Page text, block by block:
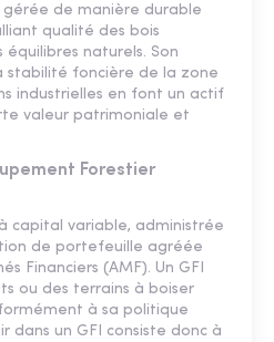
de manière durable
qualité des bois
équilibres naturels. Son
stabilité foncière de la zone
industrielles en font un actif
valeur patrimoniale et
Forestier
capital variable, administrée
de portefeuille agréée
Financiers (AMF). Un GFI
ou des terrains à boiser
à sa politique
dans un GFI consiste donc à